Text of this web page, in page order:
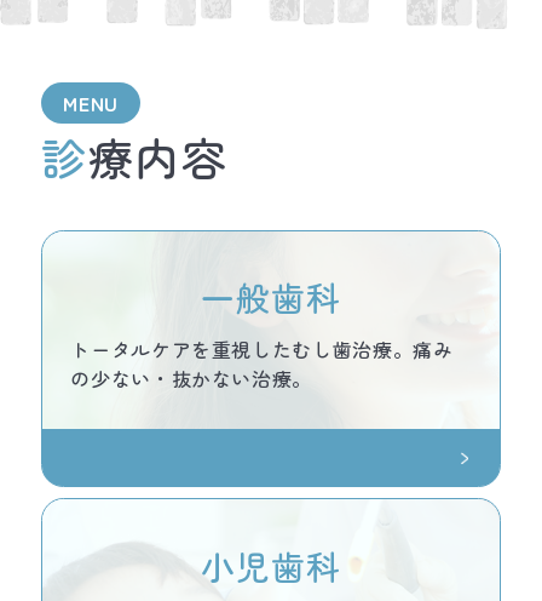
MENU
診療内容
一般歯科
トータルケアを重視したむし歯治療。痛み
の少ない・抜かない治療。
小児歯科